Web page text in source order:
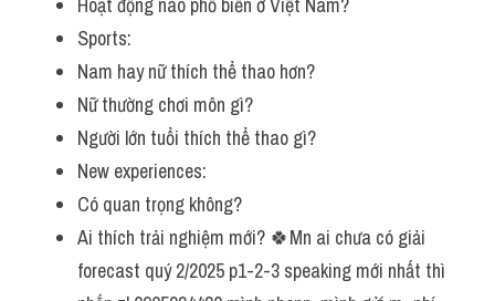
Sports:
Nam hay nữ thích thể thao hơn?
Nữ thường chơi môn gì?
Người lớn tuổi thích thể thao gì?
New experiences:
Có quan trọng không?
Ai thích trải nghiệm mới? 🍀Mn ai chưa có giải
forecast quý 2/2025 p1-2-3 speaking mới nhất thì